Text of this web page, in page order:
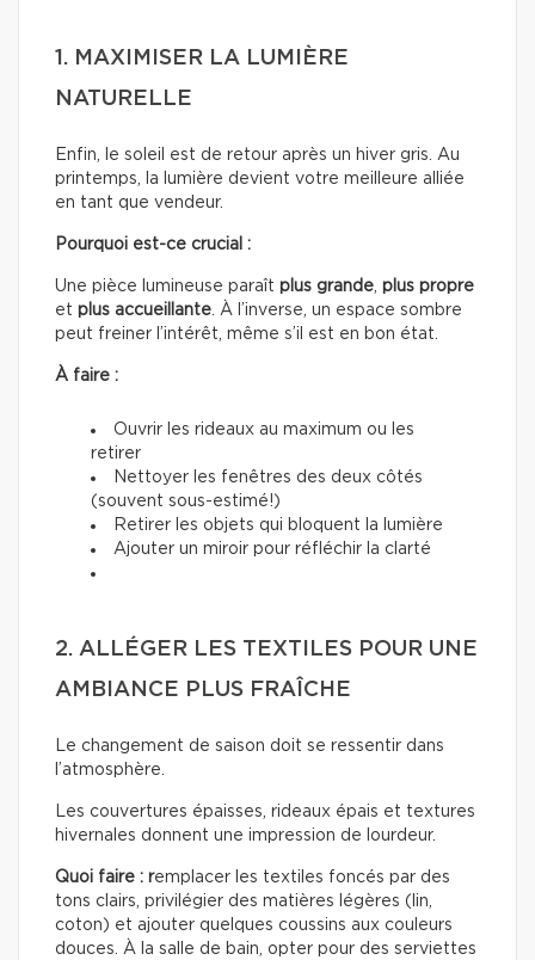
1. MAXIMISER LA LUMIÈRE
NATURELLE
Enfin, le soleil est de retour après un hiver gris. Au
printemps, la lumière devient votre meilleure alliée
en tant que vendeur.
Pourquoi est-ce crucial :
Une pièce lumineuse paraît plus grande, plus propre
et plus accueillante. À l’inverse, un espace sombre
peut freiner l’intérêt, même s’il est en bon état.
À faire :
Ouvrir les rideaux au maximum ou les
retirer
Nettoyer les fenêtres des deux côtés
(souvent sous-estimé!)
Retirer les objets qui bloquent la lumière
Ajouter un miroir pour réfléchir la clarté
2. ALLÉGER LES TEXTILES POUR UNE
AMBIANCE PLUS FRAÎCHE
Le changement de saison doit se ressentir dans
l’atmosphère.
Les couvertures épaisses, rideaux épais et textures
hivernales donnent une impression de lourdeur.
Quoi faire : remplacer les textiles foncés par des
tons clairs, privilégier des matières légères (lin,
coton) et ajouter quelques coussins aux couleurs
douces. À la salle de bain, opter pour des serviettes